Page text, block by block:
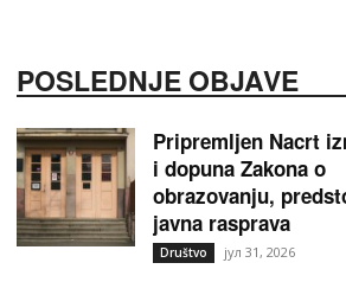
POSLEDNJE OBJAVE
Pripremljen Nacrt
i dopuna Zakona o
obrazovanju,
javna rasprava
Društvo јул 31, 2026